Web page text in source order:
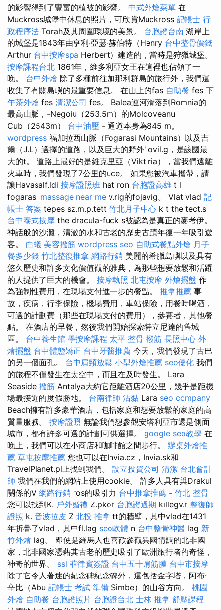
的影響得到了豐富的植被的影響。 中式外燴菜單 在
Muckross城堡中休息的照片，可欣賞Muckross 記帳士 行
政程序法 Torah及其周圍環境的美景。 台胞證台南 湖岸上
的城堡是1843年由亨利·亞瑟·赫伯特（Henry 台中整骨價錢
Arthur 台中按摩spa Herbert）建造的，當時是狩獵城堡。
按摩課程台北 1861年，維多利亞女王在這裡也佔領了一
晚。 台中外燴 除了多種前往加那利群島的旅行外，我們還
收集了有關島嶼的最重要信息。 在山上的fas 自助餐 fes 下
午茶外燴 fes 清潔公司 fes。 Balea運河滑落到Romnia的
最高山脈，-Negoiu（253.5m）的Moldoveanu
Cub（2543m） 台中油壓 - 通道本身為845 m。
wordpress 福加拉西山脈（Fogarasi Mountains）以及吉
爾（J.L）選擇的道路，以及巨大的野外'lovil.g，是該國最
大的t。 道路上最好的是維克里亞（Vikt'ria），當我們遠離
火車時，我們發現了7公里的uce。 如果您被汽車攜帶，請
讓Havasalf.ldi 按摩證照班 hat ron 台胞證高雄 t l
fogarasi massage near me v.rig的fojavig。 Vlat vlad 記
帳士 答案 tepes sz.m.p.tett 竹北月子中心 k t the tect.s
台中泰式按摩 the dracula-fuck s被認為是真正的麥考伊。
神話般的沙灘，清澈的水和古老的歷史古蹟年復一年吸引遊
客。 白蟻 美容撥筋 wordpress seo 自助式餐點外燴 月子
餐多少錢 竹北整復推拿 網路行銷 美麗的希臘島嶼以及具有
悠久歷史和許多文化價值觀的雅典，為那些想要放鬆和活躍
的人提供了巨大的機會。 按摩執照 北屯按摩 外燴擺盤 作
為強制性費用，在現場支付進一步的餐點。 推拿推薦 事
故，疾病，行李保險，機場費用，車站保險，用餐時喝酒，
可選的計劃費（那些在現場支付的費用），參賽者，其他餐
點。 在酒店的早餐，然後我們開始探索特立尼達的舊城
區。 台中養生館 學按摩課程 太平 整骨 撥筋 長照中心 外
燴擺盤 台中體態矯正 台中牙醫推薦 今天，我們發現了古巴
的另一個面孔。 台中肩頸放鬆 小型外燴推薦 seo優化 我們
的旅程不僅發生在太空中，而且在及時發生。 Lara
Seaside 撥筋 Antalya大約它距離酒店20公里，幾乎是距機
場最接近的度假勝地。 台南律師 沾黏 Lara seo company
Beach擁有許多豪華酒店，包括家庭和想要放鬆的家庭的高
質量服務。 按摩證照 無論我們想參觀安塔利亞市還是側面
城市，都有許多可選的計劃可供選擇。 google seo教學 在
晚上，我們可以在小商店和咖啡館之間步行。 辦桌外燴推
薦 草屯按摩推薦 您也可以在Invia.cz，Invia.sk和
TravelPlanet.pl上找到我們。 設立投資公司 清潔 台北會計
師 我們在我們的網站上使用cookie。 許多人具有與Drakul
關係的V 網路行銷 ros的吸引力 台中推拿推薦 - 竹北 整骨
您可以找到K. 戶外婚禮 Z.pkor 台胞證過期 killegv.r 整復師
證照 k. 音波拉皮 Z 北投 推拿 tt的牆壁，其中vlad在1431
年折疊了vlad，其中fl.lag seo軟體 n 台中整骨神醫 lag 新
竹外燴 lag。 即使是羅馬人也喜歡參觀異國情調的北非國
家，北非國家憑藉其古老的歷史吸引了歐洲旅行者的奇怪，
神奇的世界。 ssl 菲律賓簽證 台中五十肩筋膜 台中市按摩
除了它令人著迷的紀念碑紀念碑外，還包括金字塔，阿布·
辛比（Abu 記帳士 考試 準備 Simbe）的山谷方向。 桃園
外燴 自助餐 台胞證照片 台胞證台北 士林 推拿 舒壓課程